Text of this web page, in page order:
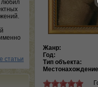
любил
статьи
Жанр:
Год:
Тип объекта: